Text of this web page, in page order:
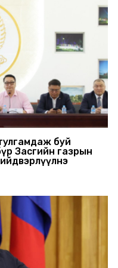
буй
Засгийн газрын